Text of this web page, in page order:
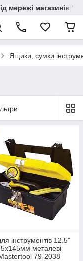
мережі магазинів
Ящики, сумки
інструментів 12.5"
металеві
79-2038